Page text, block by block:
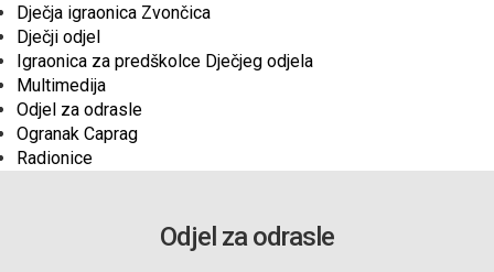
Dječja igraonica Zvončica
Dječji odjel
Igraonica za predškolce Dječjeg odjela
Multimedija
Odjel za odrasle
Ogranak Caprag
Radionice
Odjel za odrasle